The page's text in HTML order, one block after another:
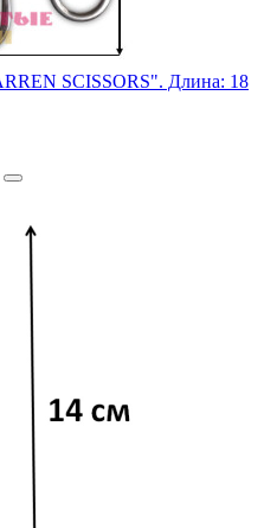
SCISSORS". Длина: 18